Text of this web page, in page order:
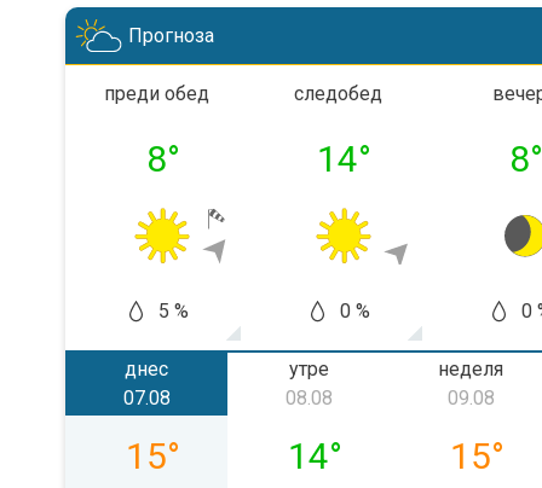
Прогноза
преди обед
8°
5 %
следобед
14°
0 %
8°
0
днес
петък, 07.08
07.08
15°
утре
събота, 08.08
08.08
14°
неделя
неделя,
09.08
15°